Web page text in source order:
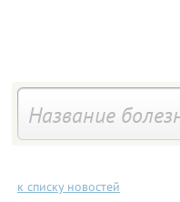
к списку новостей